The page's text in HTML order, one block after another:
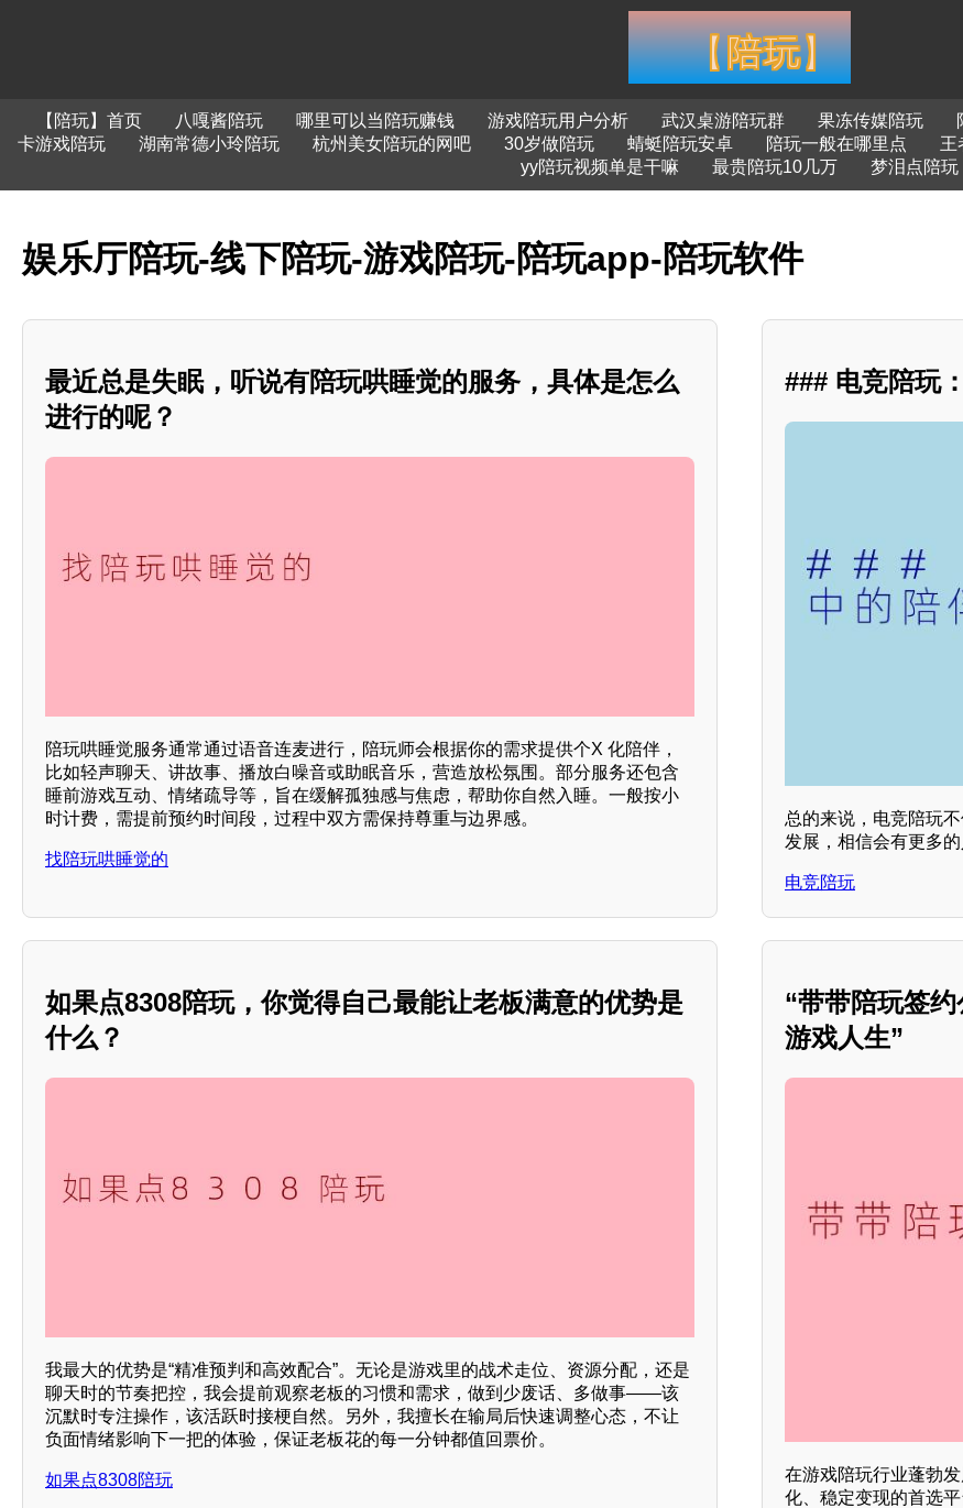
【陪玩】首页 八嘎酱陪玩 哪里可以当陪玩赚钱 游戏陪玩用户分析 武汉桌游陪玩群 果冻传媒陪玩
卡游戏陪玩
湖南常德小玲陪玩 杭州美女陪玩的网吧 30岁做陪玩 蜻蜓陪玩安卓 陪玩一般在哪里点 王
yy陪玩视频单是干嘛
最贵陪玩10几万 梦泪点陪玩
娱乐厅陪玩-线下陪玩-游戏陪玩-陪玩app-陪玩软件
最近总是失眠，听说有陪玩哄睡觉的服务，具体是怎么
进行的呢？
陪玩哄睡觉服务通常通过语音连麦进行，陪玩师会根据你的需求提供个X 化陪伴，
比如轻声聊天、讲故事、播放白噪音或助眠音乐，营造放松氛围。部分服务还包含
睡前游戏互动、情绪疏导等，旨在缓解孤独感与焦虑，帮助你自然入睡。一般按小
时计费，需提前预约时间段，过程中双方需保持尊重与边界感。
找陪玩哄睡觉的
### 电竞陪玩
总的来说，电竞陪玩
发展，相信会有更多
电竞陪玩
如果点8308陪玩，你觉得自己最能让老板满意的优势是
什么？
我最大的优势是“精准预判和高效配合”。无论是游戏里的战术走位、资源分配，还是
聊天时的节奏把控，我会提前观察老板的习惯和需求，做到少废话、多做事——该
沉默时专注操作，该活跃时接梗自然。另外，我擅长在输局后快速调整心态，不让
负面情绪影响下一把的体验，保证老板花的每一分钟都值回票价。
如果点8308陪玩
“带带陪玩签
游戏人生”
在游戏陪玩行业蓬勃
化、稳定变现的首选